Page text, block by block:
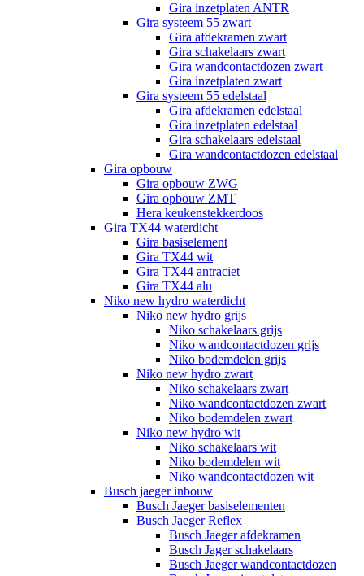
Gira inzetplaten ANTR
Gira systeem 55 zwart
Gira afdekramen zwart
Gira schakelaars zwart
Gira wandcontactdozen zwart
Gira inzetplaten zwart
Gira systeem 55 edelstaal
Gira afdekramen edelstaal
Gira inzetplaten edelstaal
Gira schakelaars edelstaal
Gira wandcontactdozen edelstaal
Gira opbouw
Gira opbouw ZWG
Gira opbouw ZMT
Hera keukenstekkerdoos
Gira TX44 waterdicht
Gira basiselement
Gira TX44 wit
Gira TX44 antraciet
Gira TX44 alu
Niko new hydro waterdicht
Niko new hydro grijs
Niko schakelaars grijs
Niko wandcontactdozen grijs
Niko bodemdelen grijs
Niko new hydro zwart
Niko schakelaars zwart
Niko wandcontactdozen zwart
Niko bodemdelen zwart
Niko new hydro wit
Niko schakelaars wit
Niko bodemdelen wit
Niko wandcontactdozen wit
Busch jaeger inbouw
Busch Jaeger basiselementen
Busch Jaeger Reflex
Busch Jaeger afdekramen
Busch Jager schakelaars
Busch Jaeger wandcontactdozen